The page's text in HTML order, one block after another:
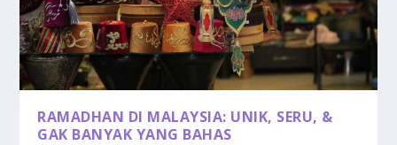
RAMADHAN DI MALAYSIA: UNIK, SERU, &
GAK BANYAK YANG BAHAS